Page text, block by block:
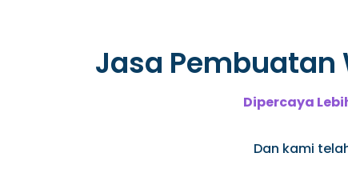
Jasa Pembuatan
Dipercaya
Dan kami